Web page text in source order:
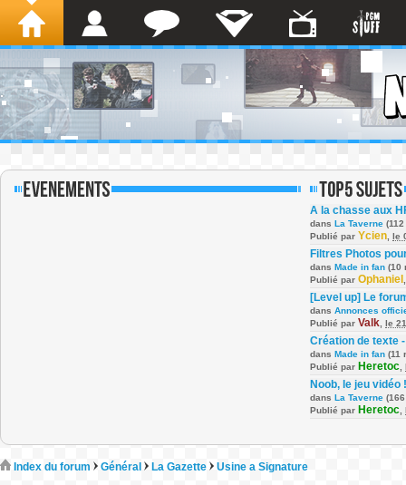
A la chasse aux
dans La Taverne
Publié par Ycien le
Filtres Photos
dans Made in fan (10
Publié par Ophaniel
[Level up] Le
dans Annonces
Publié par Valk le
Création de texte
dans Made in fan (11
Publié par Heretoc
Noob, le jeu vidéo !
dans La Taverne
Publié par Heretoc
Index du forum Général La Gazette Usine a Signature